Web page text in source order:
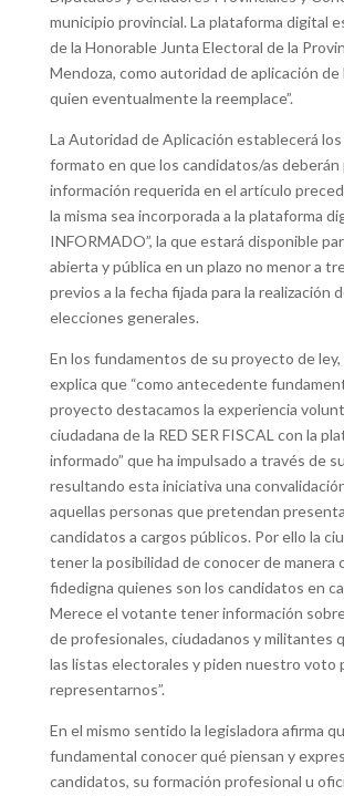
municipio provincial. La plataforma digital
de la Honorable Junta Electoral de la
Mendoza, como autoridad de aplicación
quien eventualmente la reemplace”.
La Autoridad de Aplicación establecerá los
formato en que los candidatos/as deberán
información requerida en el artículo
la misma sea incorporada a la plataforma
INFORMADO”, la que estará disponible
abierta y pública en un plazo no menor a
previos a la fecha fijada para la realización
elecciones generales.
En los fundamentos de su proyecto de ley,
explica que “como antecedente
proyecto destacamos la experiencia
ciudadana de la RED SER FISCAL con la
informado” que ha impulsado a través de
resultando esta iniciativa una
aquellas personas que pretendan
candidatos a cargos públicos. Por ello la
tener la posibilidad de conocer de manera
fidedigna quienes son los candidatos en
Merece el votante tener información
de profesionales, ciudadanos y militantes
las listas electorales y piden nuestro voto
representarnos”.
En el mismo sentido la legisladora afirma
fundamental conocer qué piensan y
candidatos, su formación profesional u